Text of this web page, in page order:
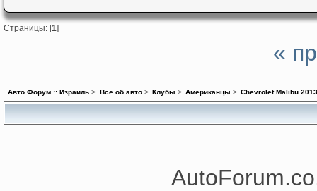
Страницы: [1]
«
Авто Форум :: Израиль > Всё об авто> Клубы > Американцы > Chevrolet Malibu